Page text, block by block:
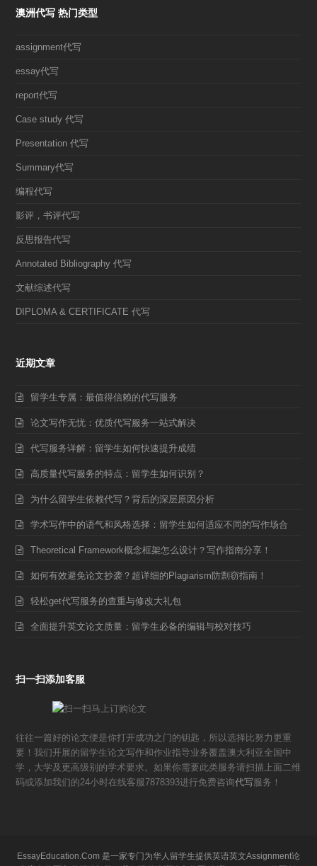
澳洲代写 热门类型
assignment代写
essay代写
report代写
Case study 代写
Presentation 代写
Summary代写
编程代写
影评，书评代写
反思报告代写
Annotated Bibliography 代写
文献综述代写
DIPLOMA & CERTIFICATE 代写
近期文章
留学生专属：最值得信赖的代写服务
论文写作无忧：优质代写服务一站式解决
代写服务详解：留学生如何快速提升成绩
高质量代写服务的特点：留学生如何识别？
为什么留学生依赖代写？背后的深层原因分析
学术写作中的语气和风格选择：留学生如何适应不同的写作场合
Theoretical Framework概念框架怎么设计？写作指南分享！
如何有效避免论文抄袭？超详细的Plagiarism防剽窃指南！
轻松get代写服务的查重与修改大礼包
全面提升英文论文质量：留学生必备的编辑与校对技巧
扫一扫添加客服
往往一篇好的论文便是你打开成功之门的钥匙，所以选择比努力更重
要！我们开展的留学生论文写作和作业指导业务覆盖澳大利亚全国中
学，大学及更高级别的学术要求。如果你需要此类服务请扫描上面二维
码或添加我们的24小时在线客服7878393进行免费咨询代写服务！
EssayEducation.Com 是一家专门为华人留学生提供英语英文Assignment论